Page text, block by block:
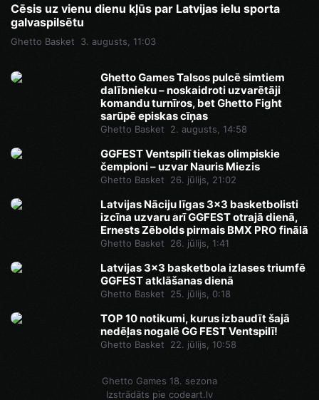
Cēsis uz vienu dienu kļūs par Latvijas ielu sporta
galvaspilsētu
Ghetto Basket 3. augusts, 11:03
Ghetto Games Talsos pulcē simtiem
dalībnieku – noskaidroti uzvarētāji
komandu turnīros, bet Ghetto Fight
sarūpē episkas cīņas
Ghetto Basket 2. augusts, 14:58
GGFEST Ventspilī tiekas olimpiskie
čempioni – uzvar Nauris Miezis
Ghetto Basket 26. jūlijs, 21:02
Latvijas Nāciju līgas 3x3 basketbolisti
izcīna uzvaru arī GGFEST otrajā dienā,
Ernests Zēbolds pirmais BMX PRO finālā
Ghetto Basket 26. jūlijs, 1:41
Latvijas 3x3 basketbola izlases triumfē
GGFEST atklāšanas dienā
Ghetto Basket 25. jūlijs, 0:18
TOP 10 notikumi, kurus izbaudīt šajā
nedēļas nogalē GG FEST Ventspilī!
Ghetto Basket 22. jūlijs, 10:58
Ghetto Games 18. sezona
Izstrādāts pie codeart.lv